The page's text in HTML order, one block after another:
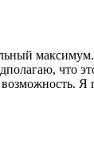
что
Я